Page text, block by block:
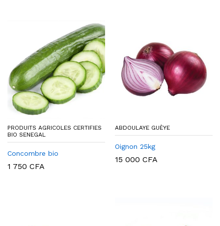
PRODUITS AGRICOLES CERTIFIES
BIO SENEGAL
Concombre bio
1 750 CFA
ABDOULAYE GUÈYE
Oignon 25kg
15 000 CFA